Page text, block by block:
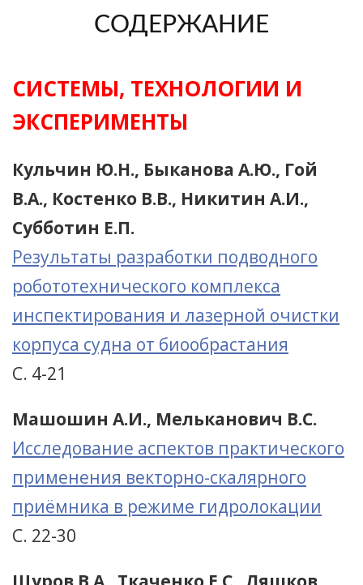
СОДЕРЖАНИЕ
СИСТЕМЫ, ТЕХНОЛОГИИ И
ЭКСПЕРИМЕНТЫ
Кульчин Ю.Н., Быканова А.Ю., Гой
В.А., Костенко В.В., Никитин А.И.,
Субботин Е.П.
Результаты разработки подводного
робототехнического комплекса
инспектирования и лазерной очистки
корпуса судна от биообрастания
С. 4-21
Машошин А.И., Мельканович В.С.
Исследование аспектов практического
применения векторно-скалярного
приёмника в режиме гидролокации
С. 22-30